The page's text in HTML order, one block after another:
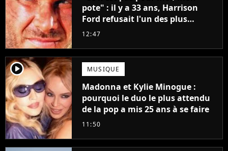
pote" : il y a 33 ans, Harrison
Ford refusait l'un des plus
grands succès de tous les temps
12:47
player2 MUSIQUE
Madonna et Kylie Minogue :
pourquoi le duo le plus attendu
de la pop a mis 25 ans à se faire
11:50